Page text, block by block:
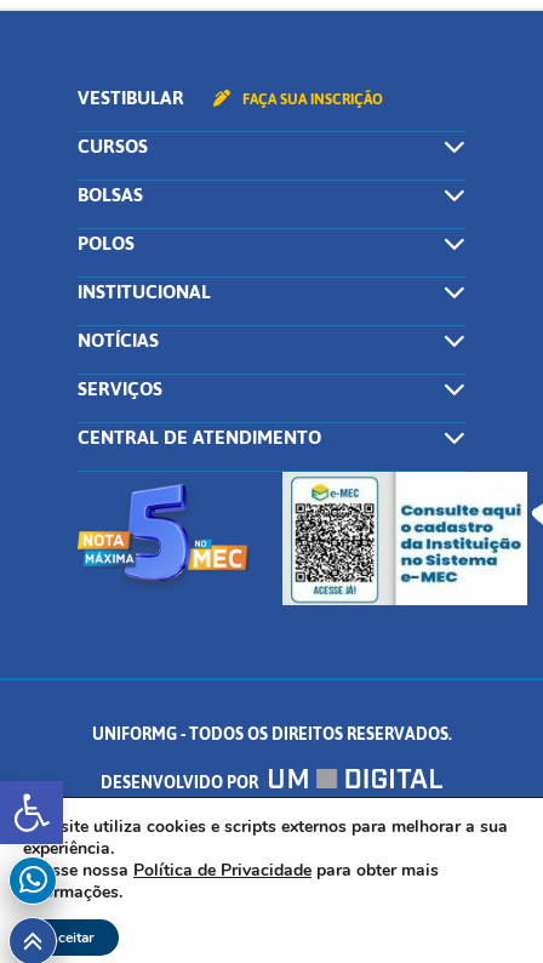
Abrir a barra de ferramentas
VESTIBULAR FAÇA SUA INSCRIÇÃO
CURSOS
BOLSAS
POLOS
INSTITUCIONAL
NOTÍCIAS
SERVIÇOS
CENTRAL DE ATENDIMENTO
UNIFORMG - TODOS OS DIREITOS RESERVADOS.
DESENVOLVIDO POR
AV. DR. ARNALDO DE SENNA, 328 - PALMEIRAS, FORMIGA/MG - CEP:
35.574.530
Este site utiliza cookies e scripts externos para melhorar a sua
experiência.
Acesse nossa Política de Privacidade para obter mais
informações.
Aceitar